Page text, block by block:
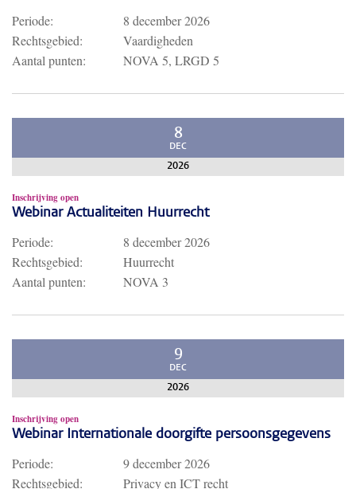
Periode:
8 december 2026
Rechtsgebied:
Vaardigheden
Aantal punten:
NOVA 5, LRGD 5
8
DEC
2026
Inschrijving open
Webinar Actualiteiten Huurrecht
Periode:
8 december 2026
Rechtsgebied:
Huurrecht
Aantal punten:
NOVA 3
9
DEC
2026
Inschrijving open
Webinar Internationale doorgifte persoonsgegevens
Periode:
9 december 2026
Rechtsgebied:
Privacy en ICT recht